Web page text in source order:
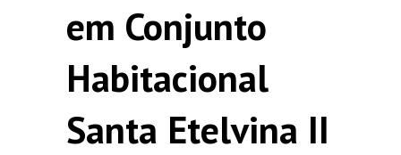
em Conjunto
Habitacional
Santa Etelvina II